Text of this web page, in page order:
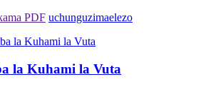
PDF uchunguzimaelezo
la Kuhami la Vuta